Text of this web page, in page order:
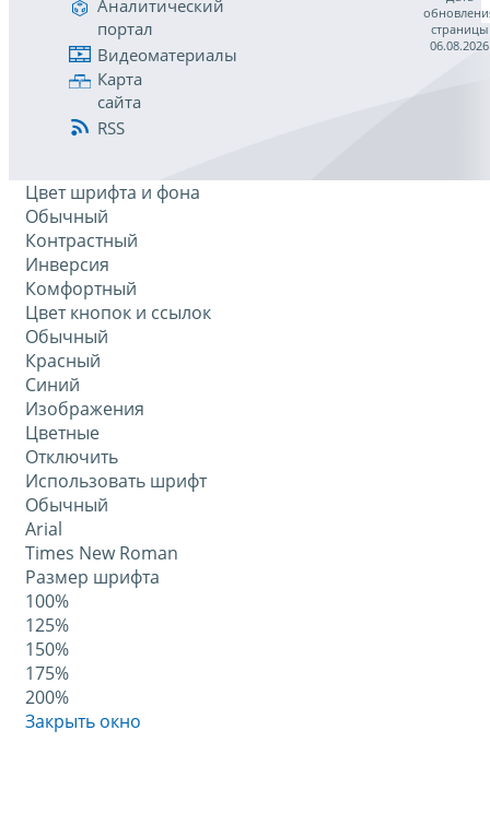
Аналитический
портал
Видеоматериалы
Карта
сайта
RSS
страницы
06.08.2026
Цвет шрифта и фона
Обычный
Контрастный
Инверсия
Комфортный
Цвет кнопок и ссылок
Обычный
Красный
Синий
Изображения
Цветные
Отключить
Использовать шрифт
Обычный
Arial
Times New Roman
Размер шрифта
100%
125%
150%
175%
200%
Закрыть окно